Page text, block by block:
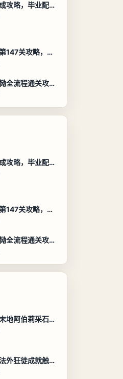
异环白藏养成攻略，毕业配装、技能加点与阵容搭配保姆级解析
聪明开局吧第147关攻略，养龙虾找出27个常用字通关答案
异环深蓝之恸全流程通关攻略，教程与隐藏奖励
异环白藏养成攻略，毕业配装、技能加点与阵容搭配保姆级解析
聪明开局吧第147关攻略，养龙虾找出27个常用字通关答案
异环深蓝之恸全流程通关攻略，教程与隐藏奖励
明日方舟终末地阿伯莉采石场宝箱全收集攻略，全点位分布图与路线
燕云十六声法外狂徒成就触发条件与通关攻略